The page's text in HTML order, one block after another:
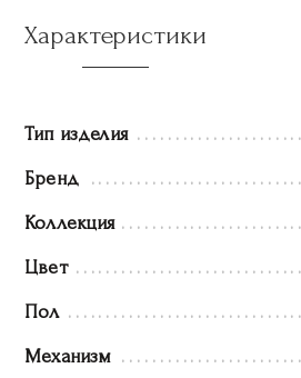
Характеристики
Тип изделия
Бренд
Коллекция
Цвет
Пол
Механизм